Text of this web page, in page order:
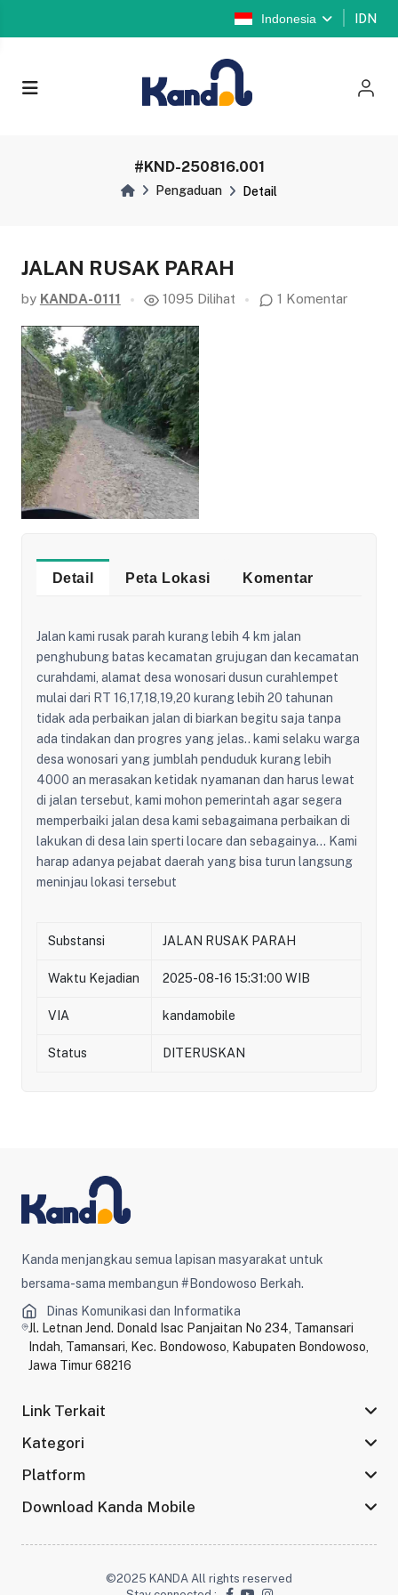
Indonesia IDN
#KND-250816.001
Pengaduan Detail
JALAN RUSAK PARAH
by KANDA-0111 1095 Dilihat 1 Komentar
Detail Peta Lokasi Komentar
Jalan kami rusak parah kurang lebih 4 km jalan
penghubung batas kecamatan grujugan dan kecamatan
curahdami, alamat desa wonosari dusun curahlempet
mulai dari RT 16,17,18,19,20 kurang lebih 20 tahunan
tidak ada perbaikan jalan di biarkan begitu saja tanpa
ada tindakan dan progres yang jelas.. kami selaku warga
desa wonosari yang jumblah penduduk kurang lebih
4000 an merasakan ketidak nyamanan dan harus lewat
di jalan tersebut, kami mohon pemerintah agar segera
memperbaiki jalan desa kami sebagaimana perbaikan di
lakukan di desa lain sperti locare dan sebagainya... Kami
harap adanya pejabat daerah yang bisa turun langsung
meninjau lokasi tersebut
Substansi JALAN RUSAK PARAH
Waktu Kejadian 2025-08-16 15:31:00 WIB
VIA kandamobile
Status DITERUSKAN
Kanda menjangkau semua lapisan masyarakat untuk
bersama-sama membangun #Bondowoso Berkah.
Dinas Komunikasi dan Informatika
Jl. Letnan Jend. Donald Isac Panjaitan No 234, Tamansari
Indah, Tamansari, Kec. Bondowoso, Kabupaten Bondowoso,
Jawa Timur 68216
Link Terkait
Kategori
Platform
Download Kanda Mobile
©2025 KANDA All rights reserved